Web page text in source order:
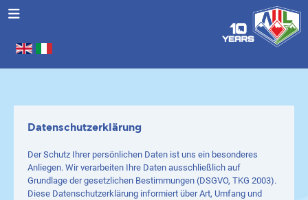
Sprache auswählen
Datenschutzerklärung
Der Schutz Ihrer persönlichen Daten ist uns ein besonderes
Anliegen. Wir verarbeiten Ihre Daten ausschließlich auf
Grundlage der gesetzlichen Bestimmungen (DSGVO, TKG 2003).
Diese Datenschutzerklärung informiert über Art, Umfang und